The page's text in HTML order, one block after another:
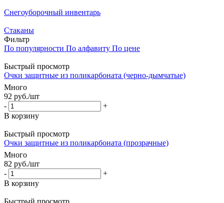
Снегоуборочный инвентарь
Стаканы
Фильтр
По популярности По алфавиту По цене
Быстрый просмотр
Очки защитные из поликарбоната (черно-дымчатые)
Много
92 руб./шт
-
+
В корзину
Быстрый просмотр
Очки защитные из поликарбоната (прозрачные)
Много
82 руб./шт
-
+
В корзину
Быстрый просмотр